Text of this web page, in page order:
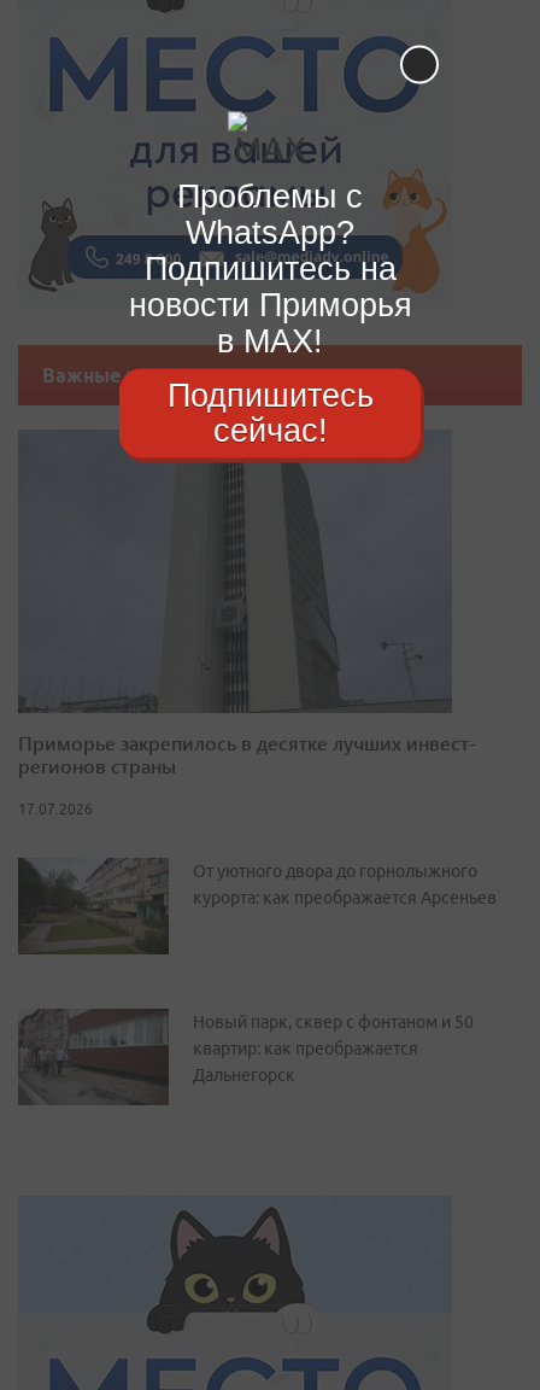
Важные новости
Приморье закрепилось в десятке лучших инвест-
регионов страны
17.07.2026
От уютного двора до горнолыжного
курорта: как преображается Арсеньев
Новый парк, сквер с фонтаном и 50
квартир: как преображается
Дальнегорск
Проблемы с
WhatsApp?
Подпишитесь на
новости Приморья
в MAX!
Подпишитесь
сейчас!